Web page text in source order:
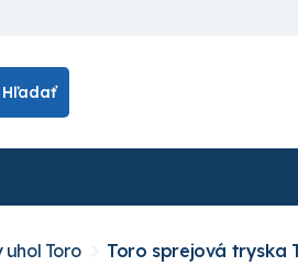
Hľadať
uhol Toro Toro sprejová tryska